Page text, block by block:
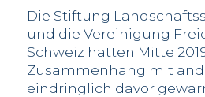
Die Stiftung
und die Vereinigung
Schweiz hatten Mitte
Zusammenhang mit
eindringlich davor